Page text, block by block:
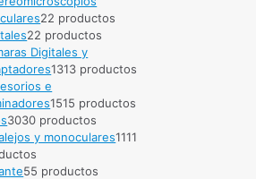
22 productos
22 productos
Digitales y
1313 productos
e
1515 productos
3030 productos
y monoculares1111
55 productos